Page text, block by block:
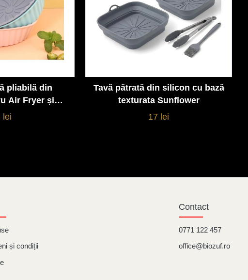
detalii
pliabilă din
Air Fryer și
lei
Vezi detalii
Tavă pătrată din silicon cu bază
texturata Sunflower
17 lei
și condiții
Contact
0771 122 457
office@biozuf.ro